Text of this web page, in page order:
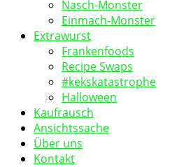
Nasch-Monster
Einmach-Monster
Extrawurst
Frankenfoods
Recipe Swaps
#kekskatastrophe
Halloween
Kaufrausch
Ansichtssache
Über uns
Kontakt